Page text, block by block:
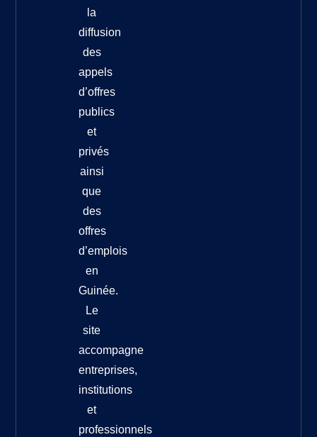
la
diffusion
des
appels
d’offres
publics
et
privés
ainsi
que
des
offres
d’emplois
en
Guinée.
Le
site
accompagne
entreprises,
institutions
et
professionnels